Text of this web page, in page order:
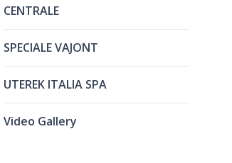
CENTRALE
SPECIALE VAJONT
UTEREK ITALIA SPA
Video Gallery